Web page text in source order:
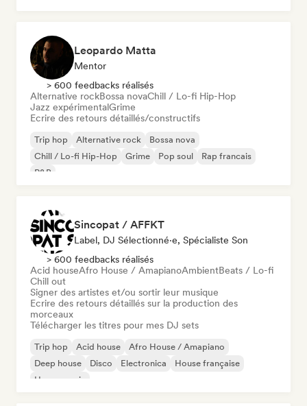
Leopardo Matta
Mentor
> 600 feedbacks réalisés
Alternative rockBossa novaChill / Lo-fi Hip-Hop
Jazz expérimentalGrime
Ecrire des retours détaillés/constructifs
Trip hop Alternative rock
Bossa nova
Chill / Lo-fi Hip-Hop
Grime Pop soul
Rap francais
R&B
Sincopat / AFFKT
Label, DJ Sélectionné·e, Spécialiste Son
> 600 feedbacks réalisés
Acid houseAfro House / AmapianoAmbientBeats / Lo-fi
Chill out
Signer des artistes et/ou sortir leur musique
Ecrire des retours détaillés sur la production des
morceaux
Télécharger les titres pour mes DJ sets
Trip hop Acid house
Afro House / Amapiano
Deep house
Disco Electronica
House française
House music